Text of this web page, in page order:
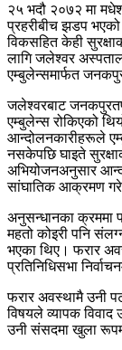
२५ भदौ २०७२ मा
प्रहरीबीच झडप
विकसहित केही
लागि जलेश्वर
एम्बुलेन्समार्फत
जलेश्वरबाट
एम्बुलेन्स रोकिएको
आन्दोलनकारीहरूले
नसकेपछि घाइते
अभियोजनअनुसार
सांघातिक आक्रमण
अनुसन्धानका क्रममा
महतो कोइरी पनि
भएका थिए। फरार
प्रतिनिधिसभा
फरार अवस्थामै उनी
विषयले व्यापक विवाद
उनी संसदमा खुला